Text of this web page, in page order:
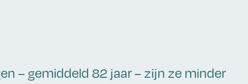
– gemiddeld 82 jaar – zijn ze minder